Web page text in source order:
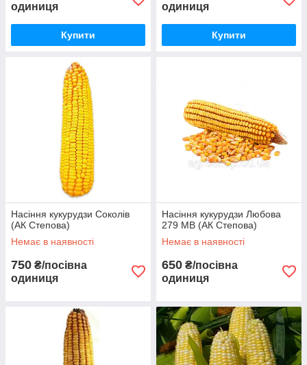
одиниця
Купити
одиниця
Купити
Насіння кукурудзи Соколів
(АК Степова)
Немає в наявності
750 ₴/посівна
одиниця
Насіння кукурудзи Любова
279 МВ (АК Степова)
Немає в наявності
650 ₴/посівна
одиниця